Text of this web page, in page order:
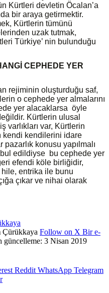
Kürtleri devletin Öcalan’a
bir araya getirmektir.
Kürtlerin tümünü
uzak tutmak,
Türkiye’ nin bulunduğu
CEPHEDE YER
rejiminin oluşturduğu saf,
o cephede yer almalarını
yer alacaklarsa öyle
Kürtlerin ulusal
varlıkları var, Kürtlerin
kendi kendilerini idare
konusu yapılmalı
edildiyse bu cephede yer
efendi köle birliğidir,
entrika ile bunu
çıkar ve nihai olarak
Çürükkaya Follow on X Bir e-
güncelleme: 3 Nisan 2019
Reddit WhatsApp Telegram